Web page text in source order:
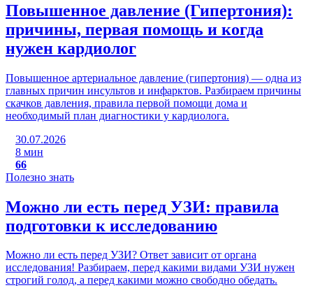
Повышенное давление (Гипертония):
причины, первая помощь и когда
нужен кардиолог
Повышенное артериальное давление (гипертония) — одна из
главных причин инсультов и инфарктов. Разбираем причины
скачков давления, правила первой помощи дома и
необходимый план диагностики у кардиолога.
30.07.2026
8 мин
66
Полезно знать
Можно ли есть перед УЗИ: правила
подготовки к исследованию
Можно ли есть перед УЗИ? Ответ зависит от органа
исследования! Разбираем, перед какими видами УЗИ нужен
строгий голод, а перед какими можно свободно обедать.